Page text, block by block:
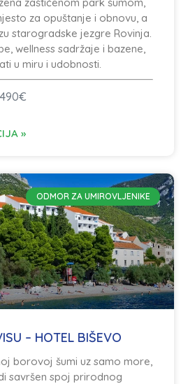
za opuštanje i obnovu, a
starogradske jezgre Rovinja.
wellness sadržaje i bazene,
u miru i udobnosti.
»
ODMOR ZA UMIROVLJENIKE
– HOTEL BIŠEVO
borovoj šumi uz samo more,
savršen spoj prirodnog